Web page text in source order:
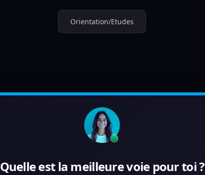
Orientation/Etudes
Quelle est la meilleure voie pour toi ?